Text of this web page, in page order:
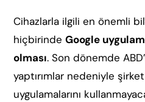
Cihazlarla ilgili en önemli
hiçbirinde Google
olması. Son dönemde
yaptırımlar nedeniyle
uygulamalarını